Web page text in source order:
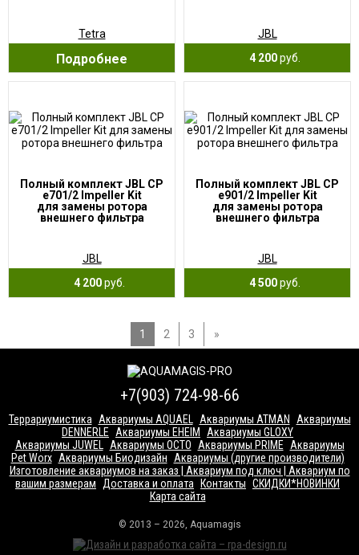
Tetra
Подробнее
JBL
4 200руб.
Полный комплект JBL CP
e701/2 Impeller Kit
для замены ротора
внешнего фильтра
JBL
4 200руб.
Полный комплект JBL CP
e901/2 Impeller Kit
для замены ротора
внешнего фильтра
JBL
4 500руб.
1 2 3 »
+7(903) 724-98-66
Террариумистика Аквариумы AQUAEL Аквариумы ATMAN
Аквариумы
DENNERLE
Аквариумы EHEIM
Аквариумы GLOXY
Аквариумы JUWEL
Аквариумы OCTO Аквариумы PRIME
Аквариумы
Pet Worx Аквариумы Биодизайн
Аквариумы (другие производители)
Изготовление аквариумов на заказ | Аквариум под ключ | Аквариум по
вашим размерам
Доставка и оплата Контакты СКИДКИ*НОВИНКИ
Карта сайта
© 2013 – 2026, Aquamagis